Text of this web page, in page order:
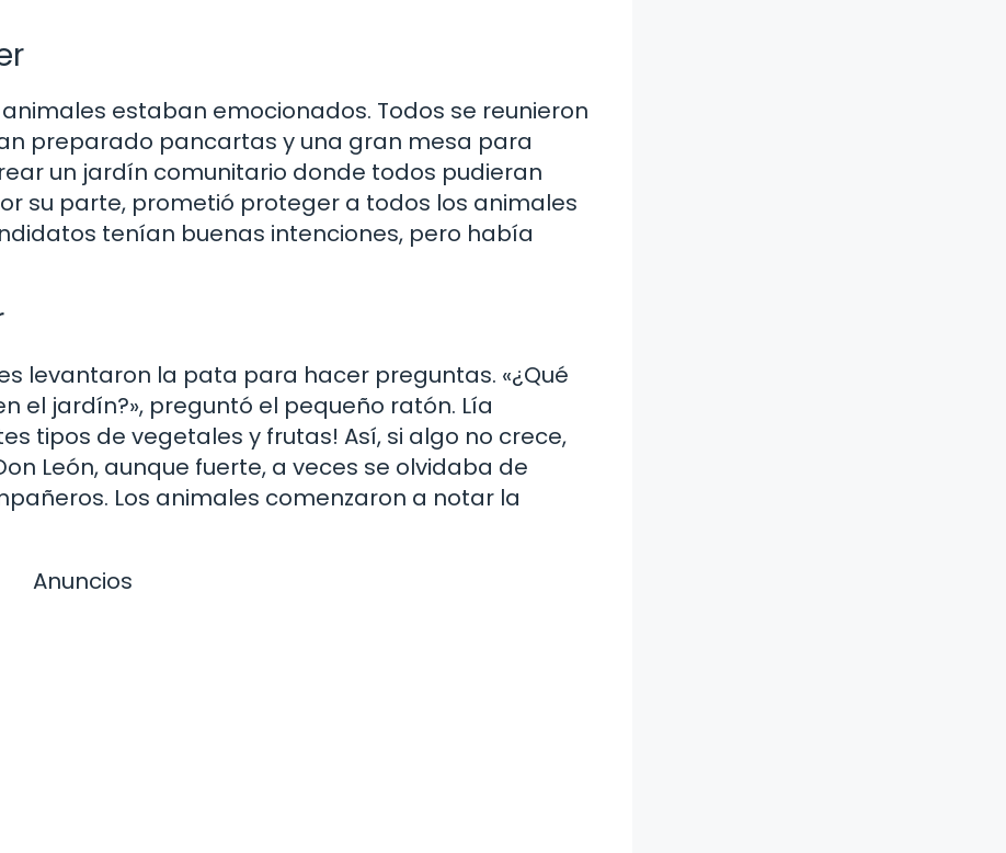
estaban emocionados. Todos se reunieron
preparado pancartas y una gran mesa para
un jardín comunitario donde todos pudieran
su parte, prometió proteger a todos los animales
tenían buenas intenciones, pero había
levantaron la pata para hacer preguntas. «¿Qué
el jardín?», preguntó el pequeño ratón. Lía
tipos de vegetales y frutas! Así, si algo no crece,
León, aunque fuerte, a veces se olvidaba de
Los animales comenzaron a notar la
Anuncios